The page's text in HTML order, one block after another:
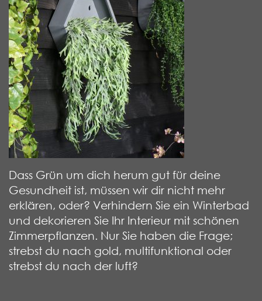
Dass Grün um dich herum gut für deine
Gesundheit ist, müssen wir dir nicht mehr
erklären, oder? Verhindern Sie ein Winterbad
und dekorieren Sie Ihr Interieur mit schönen
Zimmerpflanzen. Nur Sie haben die Frage;
strebst du nach gold, multifunktional oder
strebst du nach der luft?